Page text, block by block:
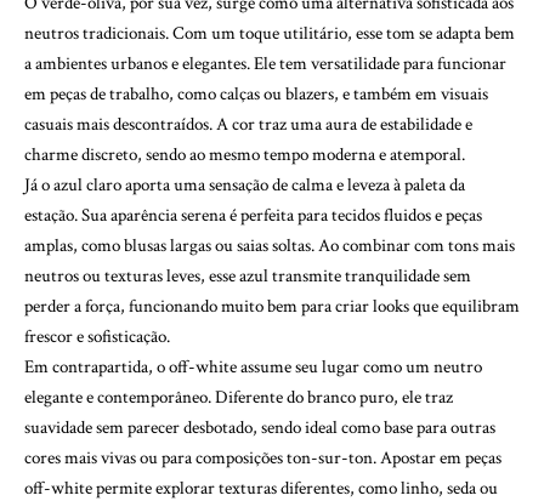
neutros tradicionais. Com um toque utilitário, esse tom se adapta bem
a ambientes urbanos e elegantes. Ele tem versatilidade para funcionar
em peças de trabalho, como calças ou blazers, e também em visuais
casuais mais descontraídos. A cor traz uma aura de estabilidade e
charme discreto, sendo ao mesmo tempo moderna e atemporal.
Já o azul claro aporta uma sensação de calma e leveza à paleta da
estação. Sua aparência serena é perfeita para tecidos fluidos e peças
amplas, como blusas largas ou saias soltas. Ao combinar com tons mais
neutros ou texturas leves, esse azul transmite tranquilidade sem
perder a força, funcionando muito bem para criar looks que equilibram
frescor e sofisticação.
Em contrapartida, o off-white assume seu lugar como um neutro
elegante e contemporâneo. Diferente do branco puro, ele traz
suavidade sem parecer desbotado, sendo ideal como base para outras
cores mais vivas ou para composições ton-sur-ton. Apostar em peças
off-white permite explorar texturas diferentes, como linho, seda ou